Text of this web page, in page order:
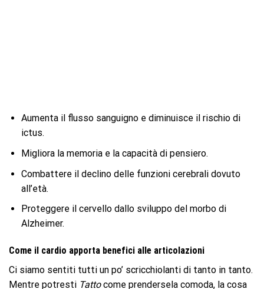
Aumenta il flusso sanguigno e diminuisce il rischio di
ictus.
Migliora la memoria e la capacità di pensiero.
Combattere il declino delle funzioni cerebrali dovuto
all’età.
Proteggere il cervello dallo sviluppo del morbo di
Alzheimer.
Come il cardio apporta benefici alle articolazioni
Ci siamo sentiti tutti un po’ scricchiolanti di tanto in tanto.
Mentre potresti Tattocome prendersela comoda, la cosa